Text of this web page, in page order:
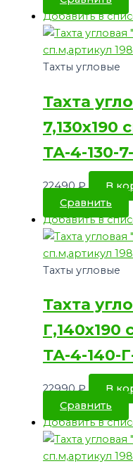
Добавить в
Тахты угловые
Тахта
7,130х190
ТА-4-130-
22490₽
В
Сравнить
Добавить в
Тахты угловые
Тахта
Г,140х190
ТА-4-140-
22990₽
В
Сравнить
Добавить в